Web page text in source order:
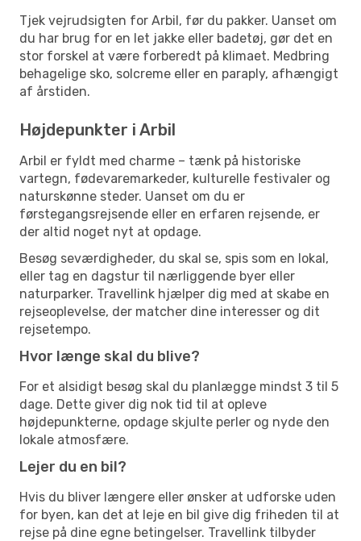
Tjek vejrudsigten for Arbil, før du pakker. Uanset om
du har brug for en let jakke eller badetøj, gør det en
stor forskel at være forberedt på klimaet. Medbring
behagelige sko, solcreme eller en paraply, afhængigt
af årstiden.
Højdepunkter i Arbil
Arbil er fyldt med charme – tænk på historiske
vartegn, fødevaremarkeder, kulturelle festivaler og
naturskønne steder. Uanset om du er
førstegangsrejsende eller en erfaren rejsende, er
der altid noget nyt at opdage.
Besøg seværdigheder, du skal se, spis som en lokal,
eller tag en dagstur til nærliggende byer eller
naturparker. Travellink hjælper dig med at skabe en
rejseoplevelse, der matcher dine interesser og dit
rejsetempo.
Hvor længe skal du blive?
For et alsidigt besøg skal du planlægge mindst 3 til 5
dage. Dette giver dig nok tid til at opleve
højdepunkterne, opdage skjulte perler og nyde den
lokale atmosfære.
Lejer du en bil?
Hvis du bliver længere eller ønsker at udforske uden
for byen, kan det at leje en bil give dig friheden til at
rejse på dine egne betingelser. Travellink tilbyder